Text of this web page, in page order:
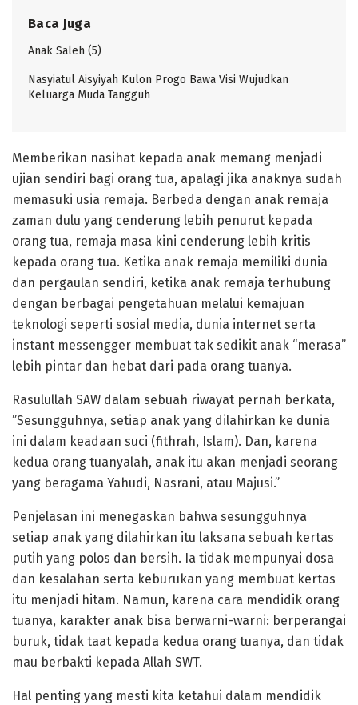
Baca Juga
Anak Saleh (5)
Nasyiatul Aisyiyah Kulon Progo Bawa Visi Wujudkan
Keluarga Muda Tangguh
Memberikan nasihat kepada anak memang menjadi
ujian sendiri bagi orang tua, apalagi jika anaknya sudah
memasuki usia remaja. Berbeda dengan anak remaja
zaman dulu yang cenderung lebih penurut kepada
orang tua, remaja masa kini cenderung lebih kritis
kepada orang tua. Ketika anak remaja memiliki dunia
dan pergaulan sendiri, ketika anak remaja terhubung
dengan berbagai pengetahuan melalui kemajuan
teknologi seperti sosial media, dunia internet serta
instant messengger membuat tak sedikit anak “merasa”
lebih pintar dan hebat dari pada orang tuanya.
Rasulullah SAW dalam sebuah riwayat pernah berkata,
”Sesungguhnya, setiap anak yang dilahirkan ke dunia
ini dalam keadaan suci (fithrah, Islam). Dan, karena
kedua orang tuanyalah, anak itu akan menjadi seorang
yang beragama Yahudi, Nasrani, atau Majusi.”
Penjelasan ini menegaskan bahwa sesungguhnya
setiap anak yang dilahirkan itu laksana sebuah kertas
putih yang polos dan bersih. Ia tidak mempunyai dosa
dan kesalahan serta keburukan yang membuat kertas
itu menjadi hitam. Namun, karena cara mendidik orang
tuanya, karakter anak bisa berwarni-warni: berperangai
buruk, tidak taat kepada kedua orang tuanya, dan tidak
mau berbakti kepada Allah SWT.
Hal penting yang mesti kita ketahui dalam mendidik